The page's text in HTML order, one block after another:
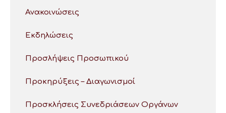
Ανακοινώσεις
Εκδηλώσεις
Προσλήψεις Προσωπικού
Προκηρύξεις – Διαγωνισμοί
Προσκλήσεις Συνεδριάσεων Οργάνων